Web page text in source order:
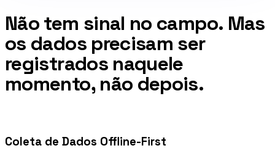
Não tem sinal no campo. Mas
os dados precisam ser
registrados naquele
momento, não depois.
Coleta de Dados Offline-First